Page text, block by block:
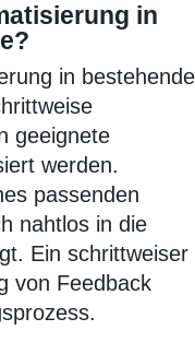
in
in bestehende
geeignete
werden.
passenden
nahtlos in die
Ein schrittweiser
von Feedback